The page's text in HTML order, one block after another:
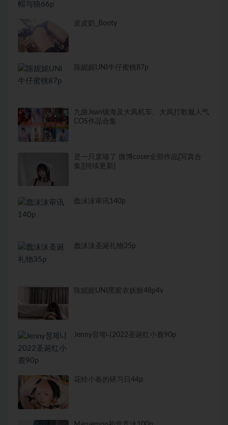
皮皮奶_Booty
陈妮妮UNI牛仔蜜桃87p
九曲Jean镇海及大凤机车、大凤打歌服人气
COS作品合集
是一只废喵了 微博coser全部作品[写真合
集][持续更新]
蠢沫沫审讯140p
蠢沫沫圣诞礼物35p
陈妮妮UNI黑胶衣妖姬48p4v
Jenny정제니2022圣诞红小鹿90p
花铃小春的研习日44p